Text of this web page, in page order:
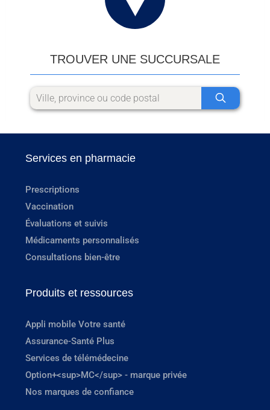
TROUVER UNE SUCCURSALE
Services en pharmacie
Prescriptions
Vaccination
Évaluations et suivis
Médicaments personnalisés
Consultations bien-être
Produits et ressources
Appli mobile Votre santé
Assurance-Santé Plus
Services de télémédecine
Option+<sup>MC</sup> - marque privée
Nos marques de confiance